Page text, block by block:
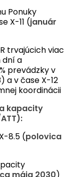
Ponuky
X-11 (január
trvajúcich viac
dní a
prevádzky v
) a v čase X-12
koordinácii
kapacity
8.5 (polovica